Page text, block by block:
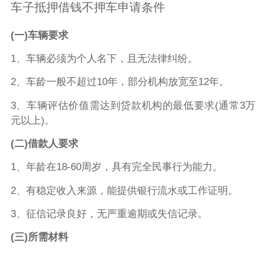
车子抵押借钱不押车申请条件
(一)车辆要求
1、车辆必须为个人名下，且无法律纠纷。
2、车龄一般不超过10年，部分机构放宽至12年。
3、车辆评估价值需达到贷款机构的最低要求(通常3万
元以上)。
(二)借款人要求
1、年龄在18-60周岁，具有完全民事行为能力。
2、有稳定收入来源，能提供银行流水或工作证明。
3、征信记录良好，无严重逾期或失信记录。
(三)所需材料